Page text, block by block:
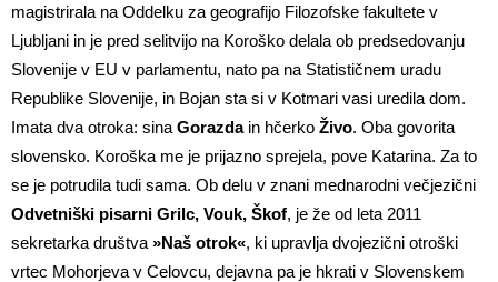
magistrirala na Oddelku za geografijo Filozofske fakultete v
Ljubljani in je pred selitvijo na Koroško delala ob predsedovanju
Slovenije v EU v parlamentu, nato pa na Statističnem uradu
Republike Slovenije, in Bojan sta si v Kotmari vasi uredila dom.
Imata dva otroka: sina Gorazdain hčerko Živo. Oba govorita
slovensko. Koroška me je prijazno sprejela, pove Katarina. Za to
se je potrudila tudi sama. Ob delu v znani mednarodni večjezični
Odvetniški pisarni Grilc, Vouk, Škof, je že od leta 2011
sekretarka društva »Naš otrok«, ki upravlja dvojezični otroški
vrtec Mohorjeva v Celovcu, dejavna pa je hkrati v Slovenskem